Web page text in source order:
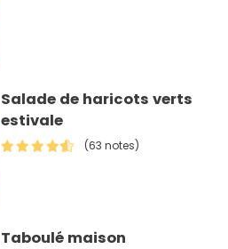
Salade de haricots verts
estivale
(63 notes)
Taboulé maison